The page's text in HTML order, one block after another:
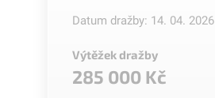
Datum dražby: 14. 04. 2026
Výtěžek dražby
285 000 Kč